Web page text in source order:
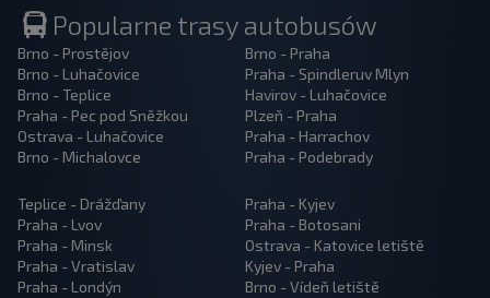
Popularne trasy autobusów
Brno - Prostějov
Brno - Luhačovice
Brno - Teplice
Praha - Pec pod Sněžkou
Ostrava - Luhačovice
Brno - Michalovce
Brno - Praha
Praha - Spindleruv Mlyn
Havirov - Luhačovice
Plzeň - Praha
Praha - Harrachov
Praha - Podebrady
Teplice - Drážďany
Praha - Lvov
Praha - Minsk
Praha - Vratislav
Praha - Londýn
Praha - Kyjev
Praha - Botosani
Ostrava - Katovice letiště
Kyjev - Praha
Brno - Vídeň letiště